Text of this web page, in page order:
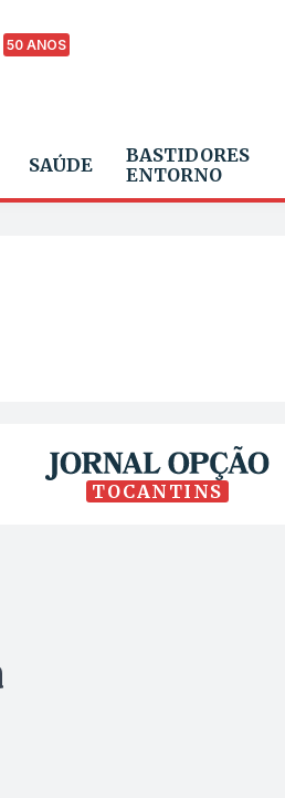
50 ANOS
SAÚDE
BASTIDORES
ENTORNO
TOCANTINS